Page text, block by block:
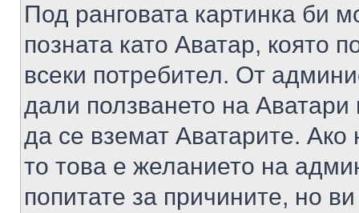
Под ранговата картинка би
позната като Аватар, която
всеки потребител. От
дали ползването на
да се вземат Аватарите.
то това е желанието на
попитате за причините, но